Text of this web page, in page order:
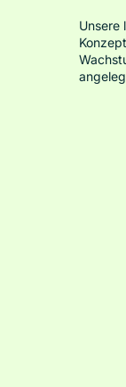
Unsere